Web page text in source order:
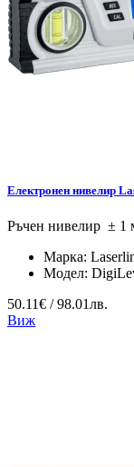
Електронен нивелир
Ръчен нивелир ± 1
Марка:
Модел:
50.11€ / 98.01лв.
Виж